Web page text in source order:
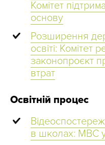
Комітет
основу
Розширення
освіті: Комітет
законопроєкт
втрат
Освітній процес
в школах: МВС